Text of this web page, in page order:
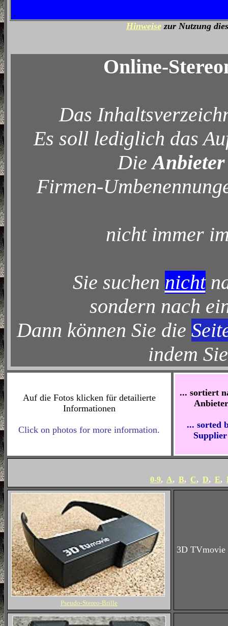
Hinweisezur Nutzung
Online-
Das
Es soll lediglich das
DieAnbieter
Firmen-
nicht immer
Sie suchen nicht
sondern nach
Dann können Sie die
indem
Auf die Fotos klicken für detailierte
Informationen
Click on photos for more information.
... sortiert
Anbieter
... sorted
Supplier
0-9, A, B, C, D, E,
Pseudo-Stereo-Brille
3D TVmovie